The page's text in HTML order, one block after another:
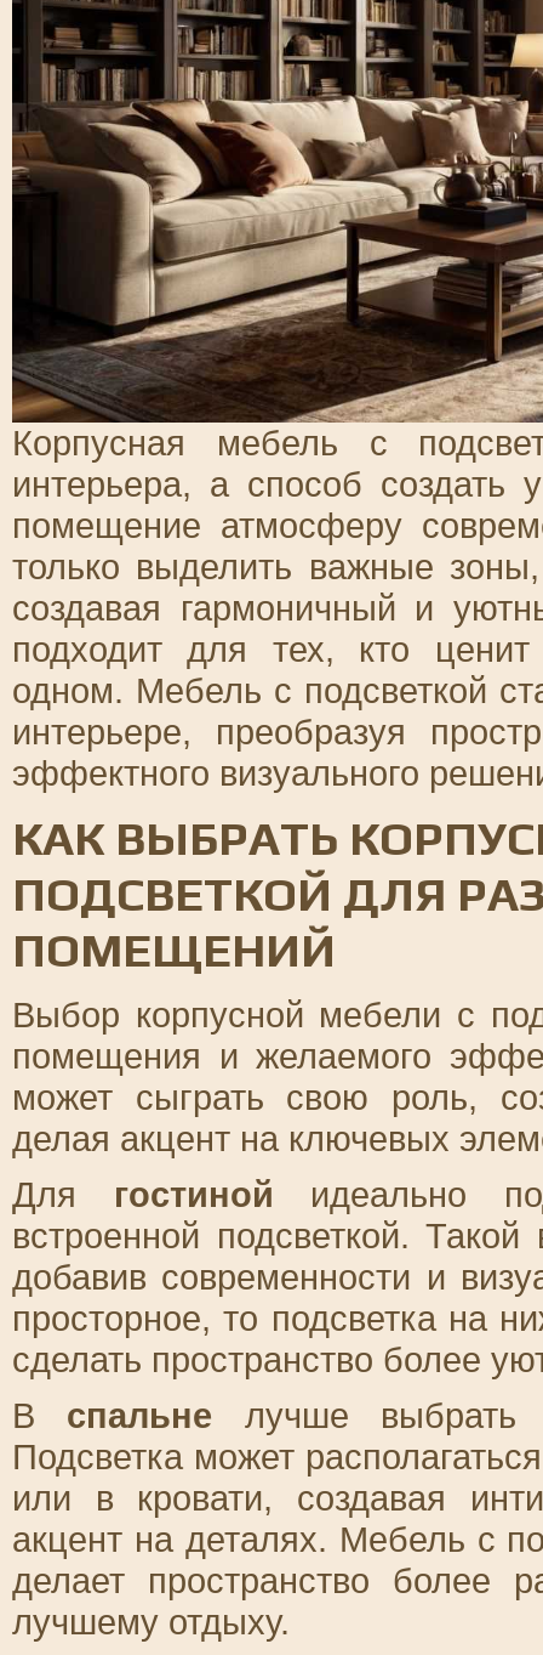
Корпусная мебель с
интерьера, а способ создать
помещение атмосферу
только выделить важные
создавая гармоничный и
подходит для тех, кто
одном. Мебель с подсветкой
интерьере, преобразуя
эффектного визуального
КАК ВЫБРАТЬ
ПОДСВЕТКОЙ ДЛЯ
ПОМЕЩЕНИЙ
Выбор корпусной мебели с
помещения и желаемого
может сыграть свою роль,
делая акцент на ключевых
Для гостиной идеально
встроенной подсветкой.
добавив современности и
просторное, то подсветка на
сделать пространство более
В спальне лучше выбрать
Подсветка может
или в кровати, создавая
акцент на деталях. Мебель с
делает пространство более
лучшему отдыху.